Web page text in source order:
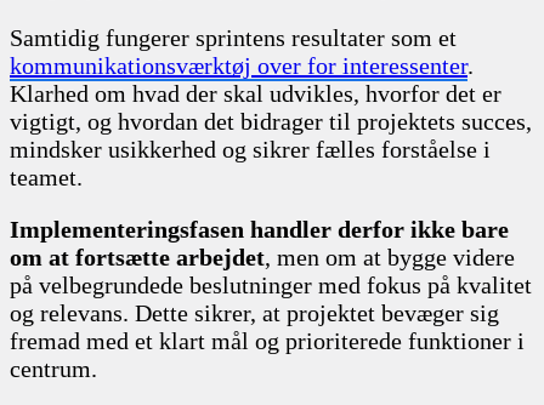
Samtidig fungerer sprintens resultater som et
kommunikationsværktøj over for interessenter.
Klarhed om hvad der skal udvikles, hvorfor det er
vigtigt, og hvordan det bidrager til projektets succes,
mindsker usikkerhed og sikrer fælles forståelse i
teamet.
Implementeringsfasen handler derfor ikke bare
om at fortsætte arbejdet, men om at bygge videre
på velbegrundede beslutninger med fokus på kvalitet
og relevans. Dette sikrer, at projektet bevæger sig
fremad med et klart mål og prioriterede funktioner i
centrum.